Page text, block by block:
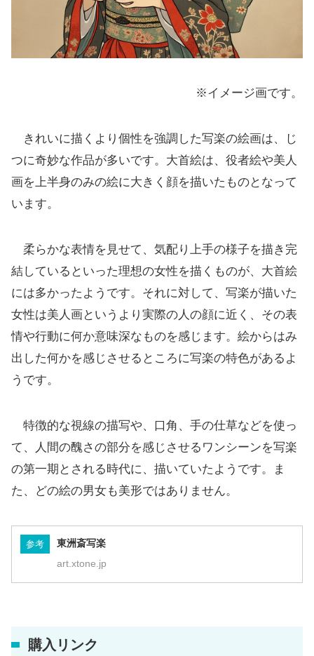
※イメージ画です。
きれいに描くより個性を強調した写楽の絵画は、じ
つに奇妙な作品が多いです。大首絵は、役者絵や美人
画を上半身のみの絵に大きく顔を描いたものとなって
います。
柔らかな表情を見せて、気配り上手の様子を描き完
結しているといった理想の女性を描くものが、大首絵
には多かったようです。それに対して、写楽が描いた
女性は美人画というより実際の人の顔に近く、その表
情や行動に何か意味深なものを感じます。絵からはみ
出した何かを感じさせるところに写楽の特色があるよ
うです。
特徴的な視線の描写や、口角、手の仕草などを使っ
て、人間の醜さの部分を感じさせるワンシーンを写楽
の第一期とされる時代に、描いていたようです。ま
た、どの絵の男女も美形ではありません。
参考 東洲斎写楽
art.xtone.jp
購入リンク